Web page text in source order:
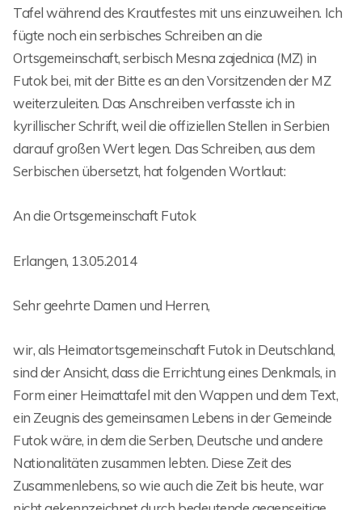
Tafel während des Krautfestes mit uns einzuweihen. Ich
fügte noch ein serbisches Schreiben an die
Ortsgemeinschaft, serbisch Mesna zajednica (MZ) in
Futok bei, mit der Bitte es an den Vorsitzenden der MZ
weiterzuleiten. Das Anschreiben verfasste ich in
kyrillischer Schrift, weil die offiziellen Stellen in Serbien
darauf großen Wert legen. Das Schreiben, aus dem
Serbischen übersetzt, hat folgenden Wortlaut:
An die Ortsgemeinschaft Futok
Erlangen, 13.05.2014
Sehr geehrte Damen und Herren,
wir, als Heimatortsgemeinschaft Futok in Deutschland,
sind der Ansicht, dass die Errichtung eines Denkmals, in
Form einer Heimattafel mit den Wappen und dem Text,
ein Zeugnis des gemeinsamen Lebens in der Gemeinde
Futok wäre, in dem die Serben, Deutsche und andere
Nationalitäten zusammen lebten. Diese Zeit des
Zusammenlebens, so wie auch die Zeit bis heute, war